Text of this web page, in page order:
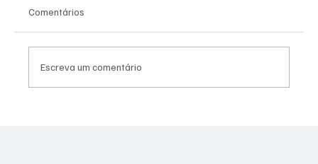
Comentários
Escreva um comentário